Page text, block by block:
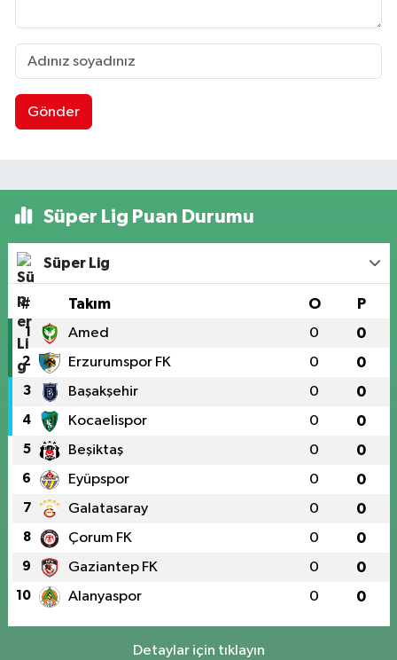
Gönder
Süper Lig Puan Durumu
Süper Lig
# Takım O P
1 Amed 0 0
2 Erzurumspor FK 0 0
3 Başakşehir 0 0
4 Kocaelispor 0 0
5 Beşiktaş 0 0
6 Eyüpspor 0 0
7 Galatasaray 0 0
8 Çorum FK 0 0
9 Gaziantep FK 0 0
10 Alanyaspor 0 0
Detaylar için tıklayın